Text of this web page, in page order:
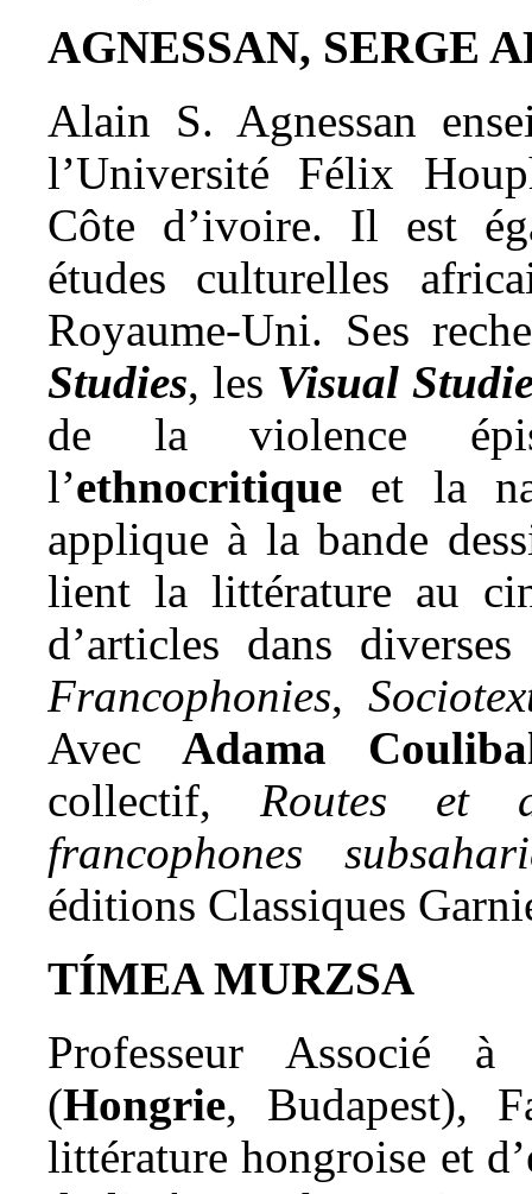
AGNESSAN, SERGE
Alain S. Agnessan
l’Université Félix
Côte d’ivoire. Il est
études culturelles
Royaume-Uni. Ses
Studies, les Visual
de la violence
l’ethnocritique et la
applique à la bande
lient la littérature au
d’articles dans
Francophonies,
Avec Adama
collectif, Routes et
francophones
éditions Classiques
TÍMEA MURZSA
Professeur Associé
(Hongrie, Budapest),
littérature hongroise et